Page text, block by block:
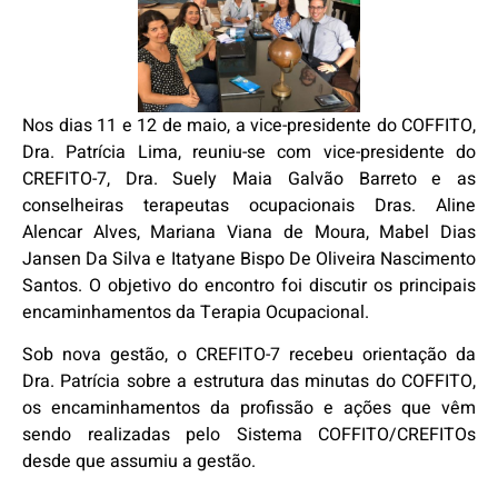
Nos dias 11 e 12 de maio, a vice-presidente do COFFITO,
Dra. Patrícia Lima, reuniu-se com vice-presidente do
CREFITO-7, Dra. Suely Maia Galvão Barreto e as
conselheiras terapeutas ocupacionais Dras. Aline
Alencar Alves, Mariana Viana de Moura, Mabel Dias
Jansen Da Silva e Itatyane Bispo De Oliveira Nascimento
Santos. O objetivo do encontro foi discutir os principais
encaminhamentos da Terapia Ocupacional.
Sob nova gestão, o CREFITO-7 recebeu orientação da
Dra. Patrícia sobre a estrutura das minutas do COFFITO,
os encaminhamentos da profissão e ações que vêm
sendo realizadas pelo Sistema COFFITO/CREFITOs
desde que assumiu a gestão.